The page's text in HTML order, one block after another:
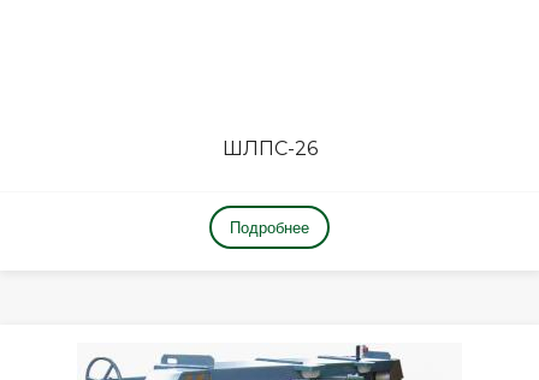
ШЛПС-26
Подробнее